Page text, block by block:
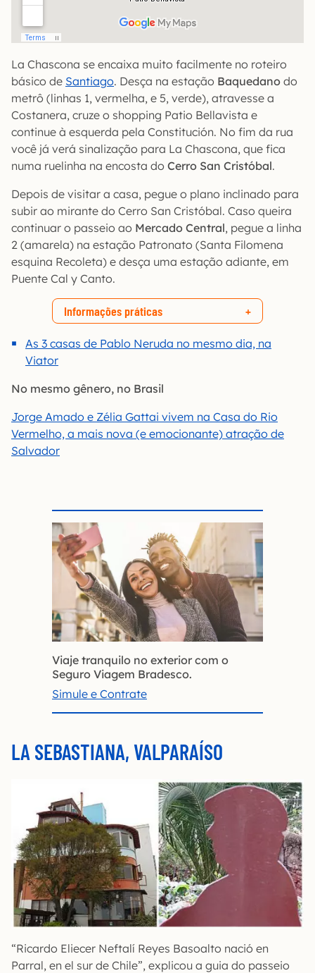
La Chascona se encaixa muito facilmente no roteiro
básico de Santiago. Desça na estação Baquedano do
metrô (linhas 1, vermelha, e 5, verde), atravesse a
Costanera, cruze o shopping Patio Bellavista e
continue à esquerda pela Constitución. No fim da rua
você já verá sinalização para La Chascona, que fica
numa ruelinha na encosta do Cerro San Cristóbal.
Depois de visitar a casa, pegue o plano inclinado para
subir ao mirante do Cerro San Cristóbal. Caso queira
continuar o passeio ao Mercado Central, pegue a linha
2 (amarela) na estação Patronato (Santa Filomena
esquina Recoleta) e desça uma estação adiante, em
Puente Cal y Canto.
Informações práticas
As 3 casas de Pablo Neruda no mesmo dia, na
Viator
No mesmo gênero, no Brasil
Jorge Amado e Zélia Gattai vivem na Casa do Rio
Vermelho, a mais nova (e emocionante) atração de
Salvador
Viaje tranquilo no exterior com o
Seguro Viagem Bradesco.
Simule e Contrate
LA SEBASTIANA, VALPARAÍSO
“Ricardo Eliecer Neftalí Reyes Basoalto nació en
Parral, en el sur de Chile”, explicou a guia do passeio